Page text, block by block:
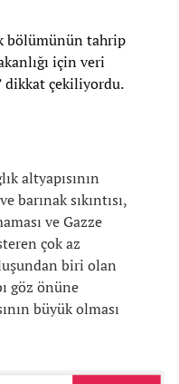
bölümünün tahrip
için veri
dikkat çekiliyordu.
altyapısının
barınak sıkıntısı,
ve Gazze
çok az
biri olan
göz önüne
büyük olması